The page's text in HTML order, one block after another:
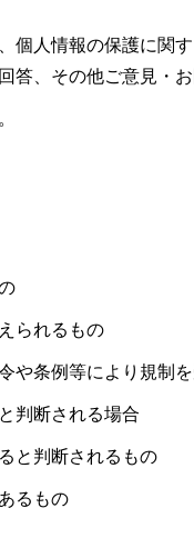
個人情報の保護に関
答、その他ご意見・
られるもの
や条例等により規制
判断される場合
と判断されるもの
るもの